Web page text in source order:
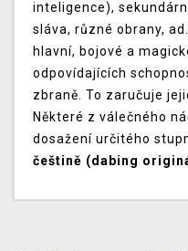
inteligence),
sláva, různé obrany,
hlavní, bojové a
odpovídajících
zbraně. To zaručuje
Některé z válečného
dosažení určitého
češtině (dabing